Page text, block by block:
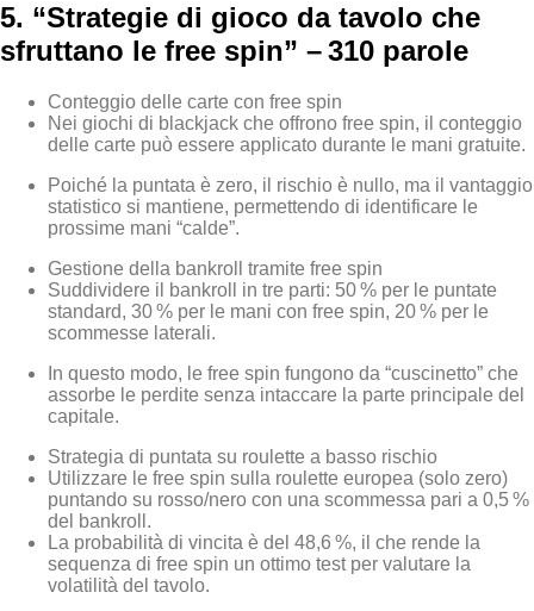
5. “Strategie di gioco da tavolo che
sfruttano le free spin” – 310 parole
Conteggio delle carte con free spin
Nei giochi di blackjack che offrono free spin, il conteggio
delle carte può essere applicato durante le mani gratuite.
Poiché la puntata è zero, il rischio è nullo, ma il vantaggio
statistico si mantiene, permettendo di identificare le
prossime mani “calde”.
Gestione della bankroll tramite free spin
Suddividere il bankroll in tre parti: 50 % per le puntate
standard, 30 % per le mani con free spin, 20 % per le
scommesse laterali.
In questo modo, le free spin fungono da “cuscinetto” che
assorbe le perdite senza intaccare la parte principale del
capitale.
Strategia di puntata su roulette a basso rischio
Utilizzare le free spin sulla roulette europea (solo zero)
puntando su rosso/nero con una scommessa pari a 0,5 %
del bankroll.
La probabilità di vincita è del 48,6 %, il che rende la
sequenza di free spin un ottimo test per valutare la
volatilità del tavolo.